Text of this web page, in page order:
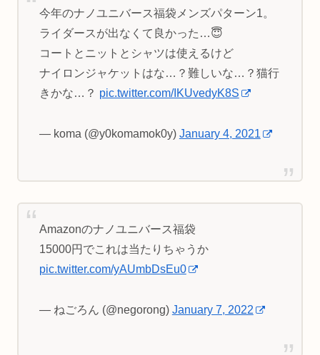
今年のナノユニバース福袋メンズパターン1。
ライダースが出なくて良かった…😇
コートとニットとシャツは使えるけど
ナイロンジャケットはな…？難しいな…？猫行
きかな…？ pic.twitter.com/IKUvedyK8S
— koma (@y0komamok0y) January 4, 2021
Amazonのナノユニバース福袋
15000円でこれは当たりちゃうか
pic.twitter.com/yAUmbDsEu0
— ねごろん (@negorong) January 7, 2022